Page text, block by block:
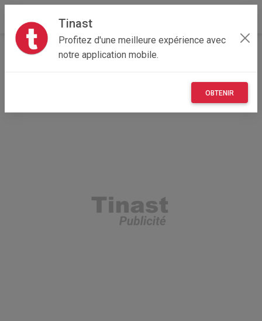
Tinast
Profitez d'une meilleure expérience avec
notre application mobile.
OBTENIR
Accueil Autres Bretagne
29 - Finistère